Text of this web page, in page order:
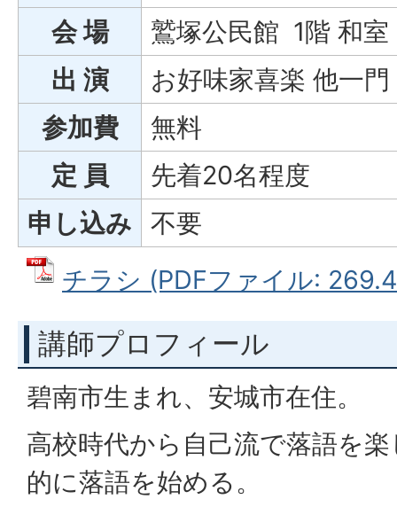
会 場
鷲塚公民館 1階 和室
出 演
お好味家喜楽 他一門
参加費
無料
定 員
先着20名程度
申し込み
不要
チラシ (PDFファイル:
講師プロフィール
碧南市生まれ、安城市在住。
高校時代から自己流で落語を
的に落語を始める。